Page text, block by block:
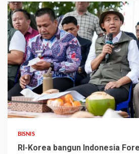
BISNIS
RI-Korea bangun Indonesia